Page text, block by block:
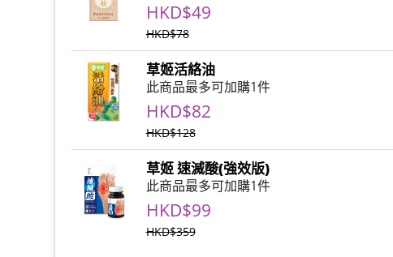
HKD$49
HKD$78
草姬活絡油
此商品最多可加購1件
HKD$82
HKD$128
草姬 速滅酸(強效版)
此商品最多可加購1件
HKD$99
HKD$359